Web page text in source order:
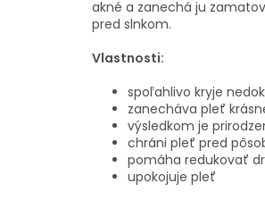
akné a zanechá ju
pred slnkom.
Vlastnosti:
spoľahlivo kryje
zanecháva pleť
výsledkom je
chráni pleť pred
pomáha redukovať
upokojuje pleť